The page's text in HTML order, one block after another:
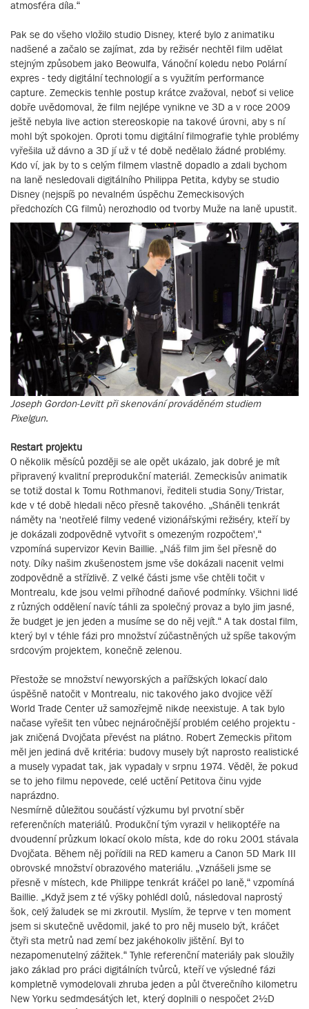
atmosféra díla.“
Pak se do všeho vložilo studio Disney, které bylo z animatiku
nadšené a začalo se zajímat, zda by režisér nechtěl film udělat
stejným způsobem jako Beowulfa, Vánoční koledu nebo Polární
expres - tedy digitální technologií a s využitím performance
capture. Zemeckis tenhle postup krátce zvažoval, neboť si velice
dobře uvědomoval, že film nejlépe vynikne ve 3D a v roce 2009
ještě nebyla live action stereoskopie na takové úrovni, aby s ní
mohl být spokojen. Oproti tomu digitální filmografie tyhle problémy
vyřešila už dávno a 3D jí už v té době nedělalo žádné problémy.
Kdo ví, jak by to s celým filmem vlastně dopadlo a zdali bychom
na laně nesledovali digitálního Philippa Petita, kdyby se studio
Disney (nejspíš po nevalném úspěchu Zemeckisových
předchozích CG filmů) nerozhodlo od tvorby Muže na laně upustit.
Joseph Gordon-Levitt při skenování prováděném studiem
Pixelgun.
Restart projektu
O několik měsíců později se ale opět ukázalo, jak dobré je mít
připravený kvalitní preprodukční materiál. Zemeckisův animatik
se totiž dostal k Tomu Rothmanovi, řediteli studia Sony/Tristar,
kde v té době hledali něco přesně takového. „Sháněli tenkrát
náměty na 'neotřelé filmy vedené vizionářskými režiséry, kteří by
je dokázali zodpovědně vytvořit s omezeným rozpočtem',“
vzpomíná supervizor Kevin Baillie. „Náš film jim šel přesně do
noty. Díky našim zkušenostem jsme vše dokázali nacenit velmi
zodpovědně a střízlivě. Z velké části jsme vše chtěli točit v
Montrealu, kde jsou velmi příhodné daňové podmínky. Všichni lidé
z různých oddělení navíc táhli za společný provaz a bylo jim jasné,
že budget je jen jeden a musíme se do něj vejít.“ A tak dostal film,
který byl v téhle fázi pro množství zúčastněných už spíše takovým
srdcovým projektem, konečně zelenou.
Přestože se množství newyorských a pařížských lokací dalo
úspěšně natočit v Montrealu, nic takového jako dvojice věží
World Trade Center už samozřejmě nikde neexistuje. A tak bylo
načase vyřešit ten vůbec nejnáročnější problém celého projektu -
jak zničená Dvojčata převést na plátno. Robert Zemeckis přitom
měl jen jediná dvě kritéria: budovy musely být naprosto realistické
a musely vypadat tak, jak vypadaly v srpnu 1974. Věděl, že pokud
se to jeho filmu nepovede, celé uctění Petitova činu vyjde
naprázdno.
Nesmírně důležitou součástí výzkumu byl prvotní sběr
referenčních materiálů. Produkční tým vyrazil v helikoptéře na
dvoudenní průzkum lokací okolo místa, kde do roku 2001 stávala
Dvojčata. Během něj pořídili na RED kameru a Canon 5D Mark III
obrovské množství obrazového materiálu. „Vznášeli jsme se
přesně v místech, kde Philippe tenkrát kráčel po laně,“ vzpomíná
Baillie. „Když jsem z té výšky pohlédl dolů, následoval naprostý
šok, celý žaludek se mi zkroutil. Myslím, že teprve v ten moment
jsem si skutečně uvědomil, jaké to pro něj muselo být, kráčet
čtyři sta metrů nad zemí bez jakéhokoliv jištění. Byl to
nezapomenutelný zážitek.“ Tyhle referenční materiály pak sloužily
jako základ pro práci digitálních tvůrců, kteří ve výsledné fázi
kompletně vymodelovali zhruba jeden a půl čtverečního kilometru
New Yorku sedmdesátých let, který doplnili o nespočet 2½D